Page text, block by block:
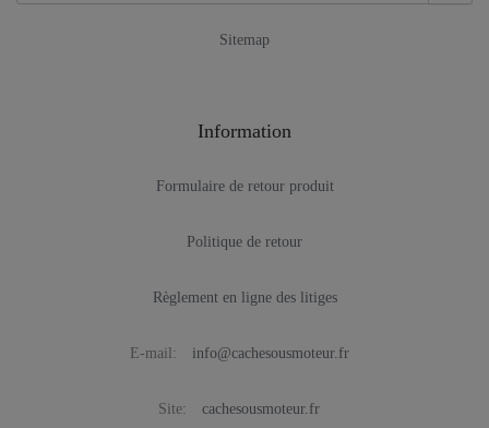
Sitemap
Information
Formulaire de retour produit
Politique de retour
Règlement en ligne des litiges
E-mail: info@cachesousmoteur.fr
Site: cachesousmoteur.fr